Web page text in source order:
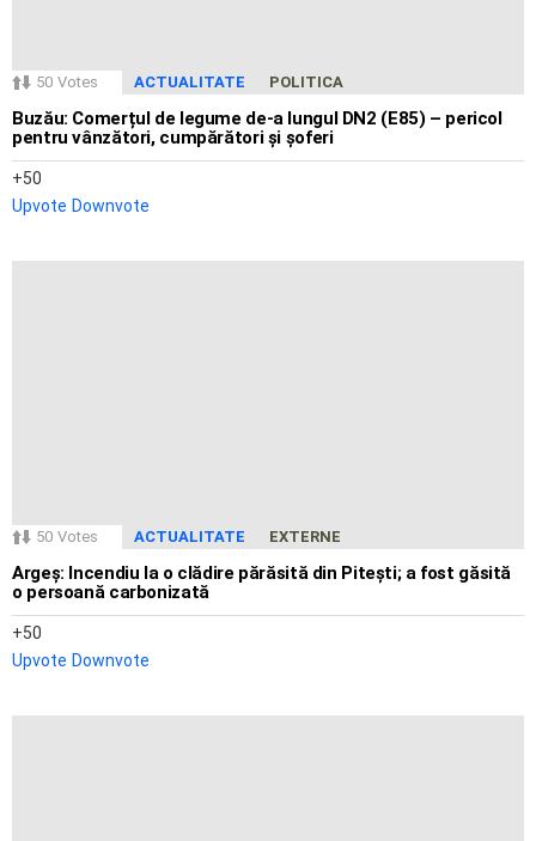
50 Votes ACTUALITATE POLITICA
Buzău: Comerțul de legume de-a lungul DN2 (E85) – pericol
pentru vânzători, cumpărători și șoferi
50
Upvote Downvote
50 Votes ACTUALITATE EXTERNE
Argeș: Incendiu la o clădire părăsită din Pitești; a fost găsită
o persoană carbonizată
50
Upvote Downvote